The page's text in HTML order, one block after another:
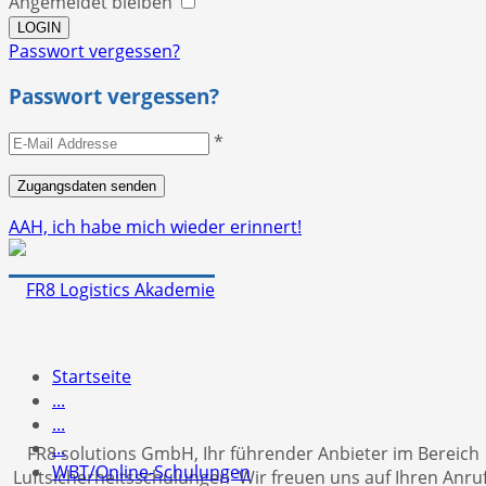
Passwort vergessen?
Passwort vergessen?
*
AAH, ich habe mich wieder erinnert!
FR8 solutions GmbH, Ihr führender Anbieter im Bereich
Luftsicherheitsschulungen Wir freuen uns auf Ihren
Startseite
...
...
...
WBT/Online-Schulungen